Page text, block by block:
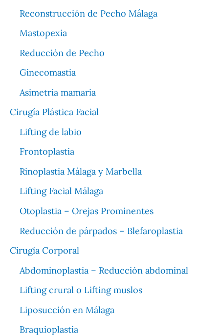
Reconstrucción de Pecho Málaga
Mastopexia
Reducción de Pecho
Ginecomastia
Asimetría mamaria
Cirugía Plástica Facial
Lifting de labio
Frontoplastia
Rinoplastia Málaga y Marbella
Lifting Facial Málaga
Otoplastia – Orejas Prominentes
Reducción de párpados – Blefaroplastia
Cirugía Corporal
Abdominoplastia – Reducción abdominal
Lifting crural o Lifting muslos
Liposucción en Málaga
Braquioplastia